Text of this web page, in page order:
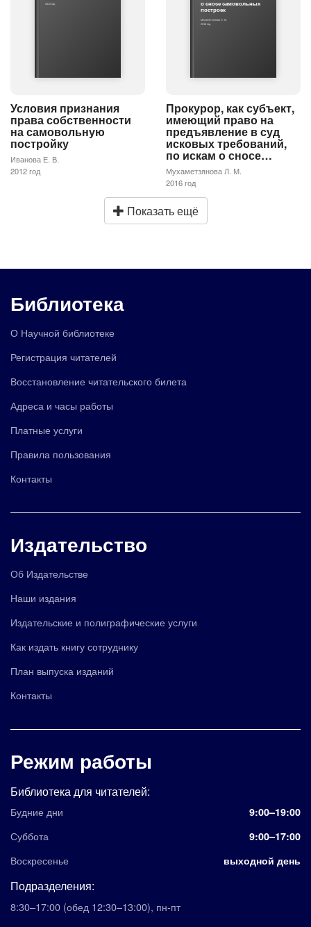
2012 год
Условия признания
права собственности
на самовольную
постройку
Иванова Е. В.
2012 год
о сносе самовольных
построек
Мухаметзянова Л. М.
2016 год
Прокурор, как субъект,
имеющий право на
предъявление в суд
исковых требований,
по искам о сносе…
Мухаметзянова Л. М.
2016 год
Показать ещё
Библиотека
О Научной библиотеке
Регистрация читателей
Восстановление читательского билета
Адреса и часы работы
Платные услуги
Правила пользования
Контакты
Издательство
Об Издательстве
Наши издания
Издательские и полиграфические услуги
Как издать книгу сотруднику
План выпуска изданий
Контакты
Режим работы
Библиотека для читателей:
Будние дни 9:00–19:00
Суббота 9:00–17:00
Воскресенье выходной день
Подразделения:
8:30–17:00 (обед 12:30–13:00), пн-пт